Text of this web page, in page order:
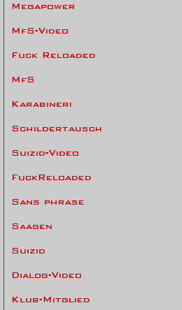
Megapower
MfS-Video
Fuck Reloaded
MfS
Karabineri
Schildertausch
Suizid-Video
FuckReloaded
Sans phrase
Saagen
Suizid
Dialog-Video
Klub-Mitglied